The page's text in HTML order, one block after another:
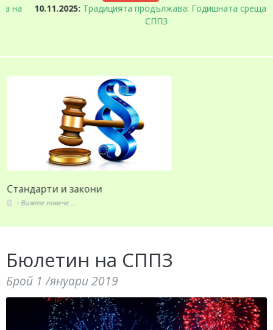
10.11.2025:Традицията продължава: Годишната среща на
СППЗ
Стандарти и закони
Вижте повече ...
Бюлетин на СППЗ
Брой 1 /януари 2019